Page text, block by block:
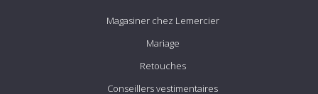
Magasiner chez Lemercier
Mariage
Retouches
Conseillers vestimentaires